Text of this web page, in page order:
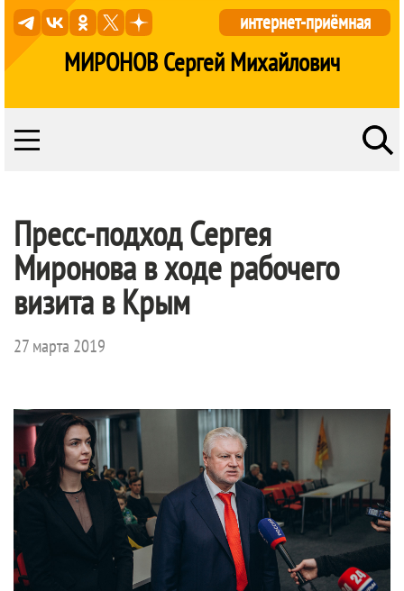
МИРОНОВ Сергей Михайлович
интернет-приёмная
Пресс-подход Сергея
Миронова в ходе рабочего
визита в Крым
27 марта 2019